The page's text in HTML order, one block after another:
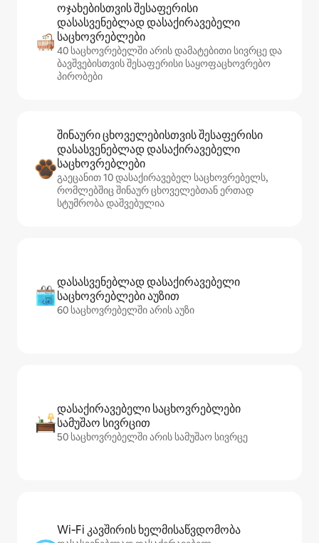
ოჯახებისთვის შესაფერისი
დასასვენებლად დასაქირავებელი
საცხოვრებლები
40 საცხოვრებელში არის დამატებითი სივრცე და
ბავშვებისთვის შესაფერისი საყოფაცხოვრებო
პირობები
შინაური ცხოველებისთვის შესაფერისი
დასასვენებლად დასაქირავებელი
საცხოვრებლები
გაეცანით 10 დასაქირავებელ საცხოვრებელს,
რომლებშიც შინაურ ცხოველებთან ერთად
სტუმრობა დაშვებულია
დასასვენებლად დასაქირავებელი
საცხოვრებლები აუზით
60 საცხოვრებელში არის აუზი
დასაქირავებელი საცხოვრებლები
სამუშაო სივრცით
50 საცხოვრებელში არის სამუშაო სივრცე
Wi‑Fi კავშირის ხელმისაწვდომობა